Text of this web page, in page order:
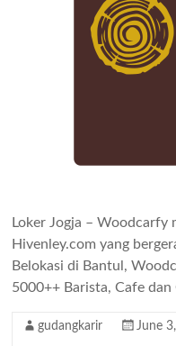
Loker Jogja – Woodcarfy
Hivenley.com yang
Belokasi di Bantul,
5000++ Barista, Cafe
gudangkarir June